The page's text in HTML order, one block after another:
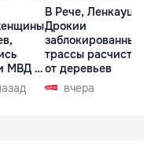
МВД и
В Рече,
Дрокии
заблокированные
трассы
от деревьев
вчера